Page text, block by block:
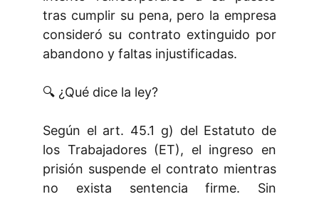
tras cumplir su pena, pero la empresa
consideró su contrato extinguido por
abandono y faltas injustificadas.
🔍 ¿Qué dice la ley?
Según el art. 45.1 g) del Estatuto de
los Trabajadores (ET), el ingreso en
prisión suspende el contrato mientras
no exista sentencia firme. Sin